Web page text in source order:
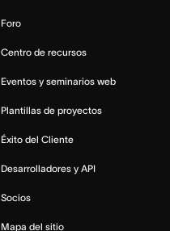
Foro
Centro de recursos
Eventos y seminarios web
Plantillas de proyectos
Éxito del Cliente
Desarrolladores y API
Socios
Mapa del sitio